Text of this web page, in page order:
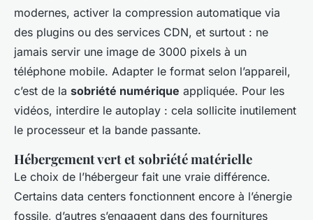
modernes, activer la compression automatique via
des plugins ou des services CDN, et surtout : ne
jamais servir une image de 3000 pixels à un
téléphone mobile. Adapter le format selon l’appareil,
c’est de la sobriété numérique appliquée. Pour les
vidéos, interdire le autoplay : cela sollicite inutilement
le processeur et la bande passante.
Hébergement vert et sobriété matérielle
Le choix de l’hébergeur fait une vraie différence.
Certains data centers fonctionnent encore à l’énergie
fossile, d’autres s’engagent dans des fournitures